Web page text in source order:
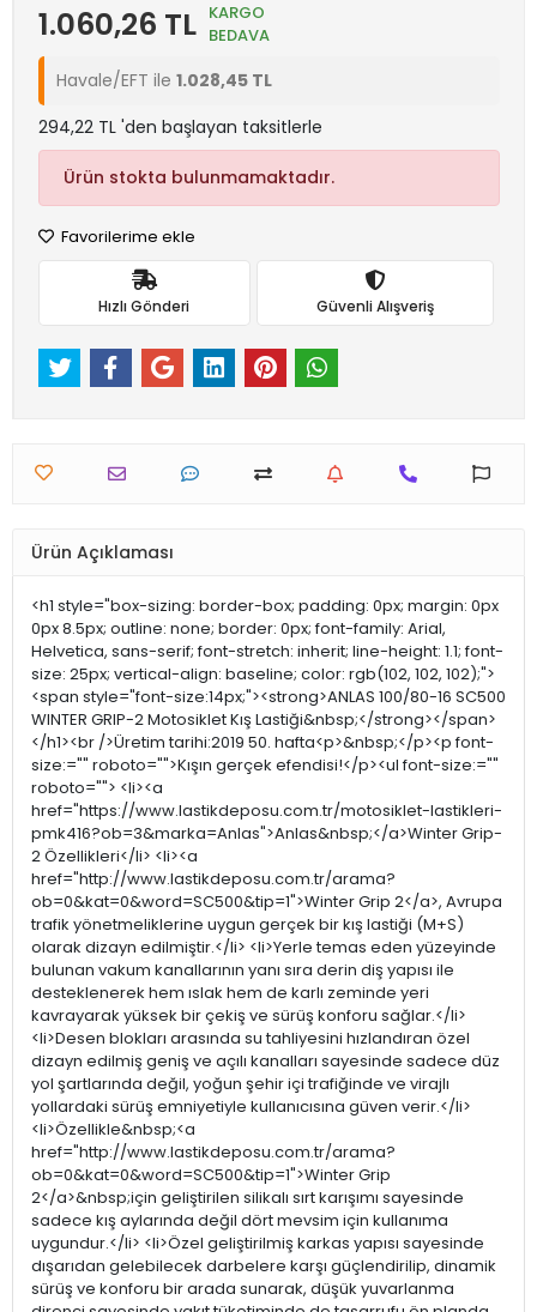
1.060,26 TL KARGO
BEDAVA
Havale/EFT ile 1.028,45 TL
294,22 TL 'den başlayan taksitlerle
Ürün stokta bulunmamaktadır.
Favorilerime ekle
Hızlı Gönderi Güvenli Alışveriş
Ürün Açıklaması
<h1 style="box-sizing: border-box; padding: 0px; margin: 0px
0px 8.5px; outline: none; border: 0px; font-family: Arial,
Helvetica, sans-serif; font-stretch: inherit; line-height: 1.1; font-
size: 25px; vertical-align: baseline; color: rgb(102, 102, 102);">
<span style="font-size:14px;"><strong>ANLAS 100/80-16 SC500
WINTER GRIP-2 Motosiklet Kış Lastiği&nbsp;</strong></span>
</h1><br />Üretim tarihi:2019 50. hafta<p>&nbsp;</p><p font-
size:="" roboto="">Kışın gerçek efendisi!</p><ul font-size:=""
roboto=""> <li><a
href="https://www.lastikdeposu.com.tr/motosiklet-lastikleri-
pmk416?ob=3&marka=Anlas">Anlas&nbsp;</a>Winter Grip-
2 Özellikleri</li> <li><a
href="http://www.lastikdeposu.com.tr/arama?
ob=0&kat=0&word=SC500&tip=1">Winter Grip 2</a>, Avrupa
trafik yönetmeliklerine uygun gerçek bir kış lastiği (M+S)
olarak dizayn edilmiştir.</li> <li>Yerle temas eden yüzeyinde
bulunan vakum kanallarının yanı sıra derin diş yapısı ile
desteklenerek hem ıslak hem de karlı zeminde yeri
kavrayarak yüksek bir çekiş ve sürüş konforu sağlar.</li>
<li>Desen blokları arasında su tahliyesini hızlandıran özel
dizayn edilmiş geniş ve açılı kanalları sayesinde sadece düz
yol şartlarında değil, yoğun şehir içi trafiğinde ve virajlı
yollardaki sürüş emniyetiyle kullanıcısına güven verir.</li>
<li>Özellikle&nbsp;<a
href="http://www.lastikdeposu.com.tr/arama?
ob=0&kat=0&word=SC500&tip=1">Winter Grip
2</a>&nbsp;için geliştirilen silikalı sırt karışımı sayesinde
sadece kış aylarında değil dört mevsim için kullanıma
uygundur.</li> <li>Özel geliştirilmiş karkas yapısı sayesinde
dışarıdan gelebilecek darbelere karşı güçlendirilip, dinamik
sürüş ve konforu bir arada sunarak, düşük yuvarlanma